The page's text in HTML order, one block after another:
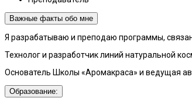
Важные факты обо мне
Я разрабатываю и преподаю программы,
Технолог и разработчик линий натуральной
Основатель Школы «Аромакраса» и ведущая
Образование: